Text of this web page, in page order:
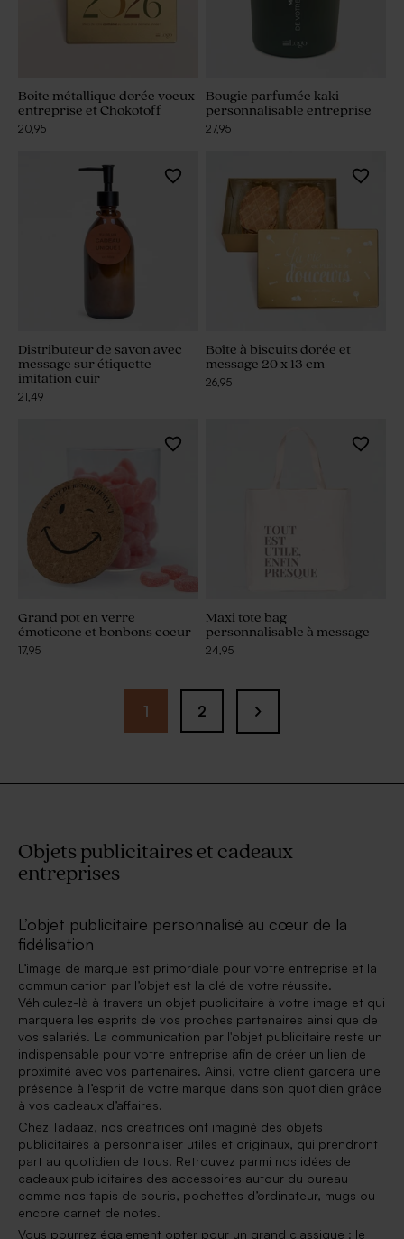
Boite métallique dorée voeux
entreprise et Chokotoff
20,95
Bougie parfumée kaki
personnalisable entreprise
27,95
Distributeur de savon avec
message sur étiquette
imitation cuir
21,49
Boîte à biscuits dorée et
message 20 x 13 cm
26,95
Grand pot en verre
émoticone et bonbons coeur
17,95
Maxi tote bag
personnalisable à message
24,95
1 2
Objets publicitaires et cadeaux
entreprises
L’objet publicitaire personnalisé au cœur de la
fidélisation
L’image de marque est primordiale pour votre entreprise et la
communication par l’objet est la clé de votre réussite.
Véhiculez-là à travers un objet publicitaire à votre image et qui
marquera les esprits de vos proches partenaires ainsi que de
vos salariés. La communication par l'objet publicitaire reste un
indispensable pour votre entreprise afin de créer un lien de
proximité avec vos partenaires. Ainsi, votre client gardera une
présence à l’esprit de votre marque dans son quotidien grâce
à vos cadeaux d’affaires.
Chez Tadaaz, nos créatrices ont imaginé des objets
publicitaires à personnaliser utiles et originaux, qui prendront
part au quotidien de tous. Retrouvez parmi nos idées de
cadeaux publicitaires des accessoires autour du bureau
comme nos tapis de souris, pochettes d’ordinateur, mugs ou
encore carnet de notes.
Vous pourrez également opter pour un grand classique : le